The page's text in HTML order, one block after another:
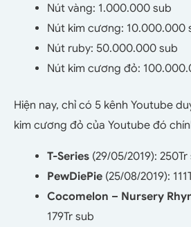
Nút vàng: 1.000.000 sub
Nút kim cương: 10.000.000
Nút ruby: 50.000.000 sub
Nút kim cương đỏ:
Hiện nay, chỉ có 5 kênh Youtube
kim cương đỏ của Youtube đó
T-Series (29/05/2019): 250Tr
PewDiePie (25/08/2019):
Cocomelon – Nursery
179Tr sub